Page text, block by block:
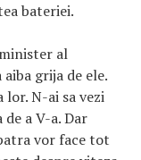
bateriei.
al
grija de ele.
lor. N-ai sa vezi
a V-a. Dar
vor face tot